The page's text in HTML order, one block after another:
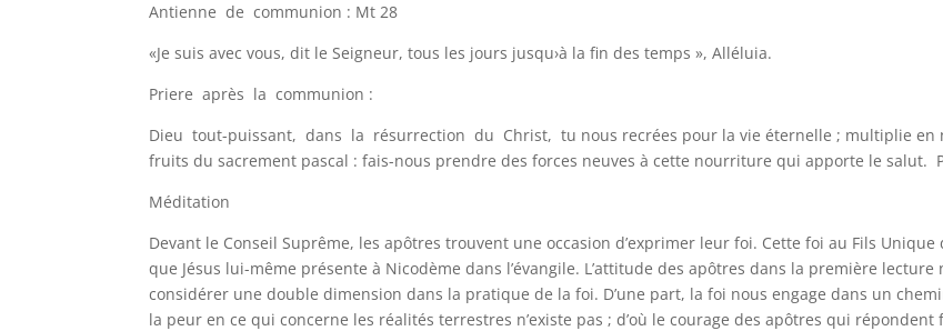
Antienne de communion : Mt 28
«Je suis avec vous, dit le Seigneur, tous les jours jusqu›à la fin des temps », Alléluia.
Priere après la communion :
Dieu tout-puissant, dans la résurrection du Christ, tu nous recrées pour la vie éternelle ; multiplie en
fruits du sacrement pascal : fais-nous prendre des forces neuves à cette nourriture qui apporte le salut.
Méditation
Devant le Conseil Suprême, les apôtres trouvent une occasion d’exprimer leur foi. Cette foi au Fils Unique
que Jésus lui-même présente à Nicodème dans l’évangile. L’attitude des apôtres dans la première lecture
considérer une double dimension dans la pratique de la foi. D’une part, la foi nous engage dans un
la peur en ce qui concerne les réalités terrestres n’existe pas ; d’où le courage des apôtres qui répondent